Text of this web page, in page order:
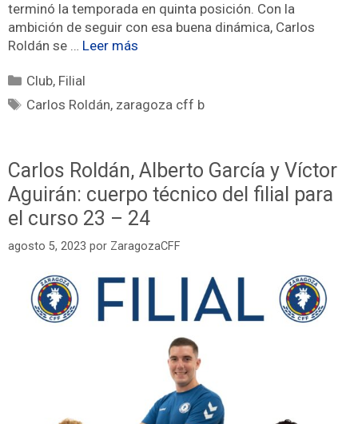
terminó la temporada en quinta posición. Con la
ambición de seguir con esa buena dinámica, Carlos
Roldán se … Leer más
Club, Filial
Carlos Roldán, zaragoza cff b
Carlos Roldán, Alberto García y Víctor
Aguirán: cuerpo técnico del filial para
el curso 23 – 24
agosto 5, 2023 por ZaragozaCFF